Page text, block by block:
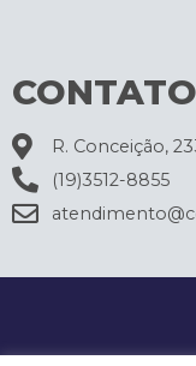
CONTATO
R. Conceição,
(19)3512-8855